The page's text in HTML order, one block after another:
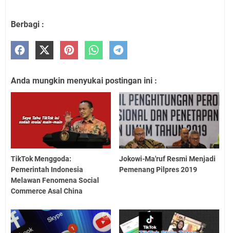
Berbagi :
Anda mungkin menyukai postingan ini :
TikTok Menggoda:
Pemerintah Indonesia
Melawan Fenomena Social
Commerce Asal China
Jokowi-Ma'ruf Resmi Menjadi
Pemenang Pilpres 2019